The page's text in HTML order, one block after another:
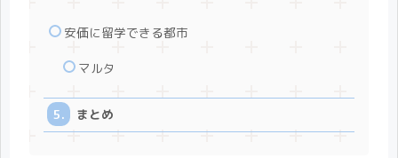
安価に留学できる都市
マルタ
まとめ